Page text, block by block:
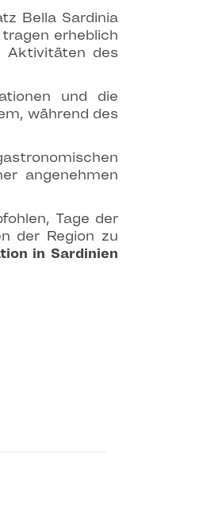
Bella Sardinia
erheblich
Aktivitäten des
und die
während des
angenehmen
Tage der
der Region zu
in Sardinien